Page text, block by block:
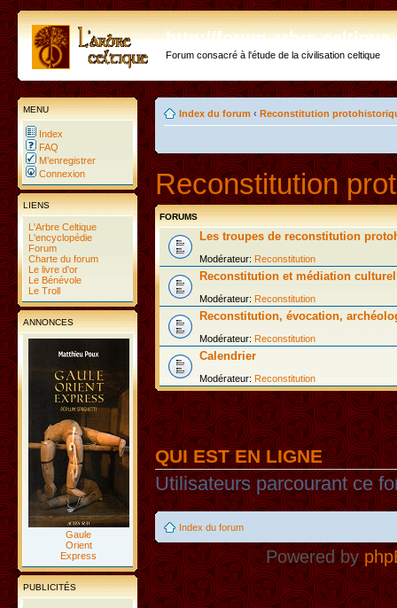
http://forum.arbre-
Forum consacré à l'étude de la civilisation celtique
MENU
Index
FAQ
M’enregistrer
Connexion
LIENS
L'Arbre Celtique
L'encyclopédie
Forum
Charte du forum
Le livre d'or
Le Bénévole
Le Troll
ANNONCES
Gaule
Orient
Express
PUBLICITÉS
Index du forum ‹ Reconstitution
Reconstitution
FORUMS
Les troupes de reconstitution
Modérateur: Reconstitution
Reconstitution et médiation
Modérateur: Reconstitution
Reconstitution, évocation,
Modérateur: Reconstitution
Calendrier
Modérateur: Reconstitution
QUI EST EN LIGNE
Utilisateurs parcourant ce
Index du forum
Powered by